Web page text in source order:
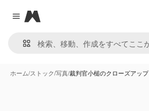
Close menu
Magnific
ホーム/ストック/写真/裁判官小槌のクローズアップ